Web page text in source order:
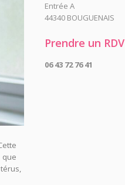
que
Entrée A
44340 BOUGUENAIS
Prendre un RDV
06 43 72 76 41